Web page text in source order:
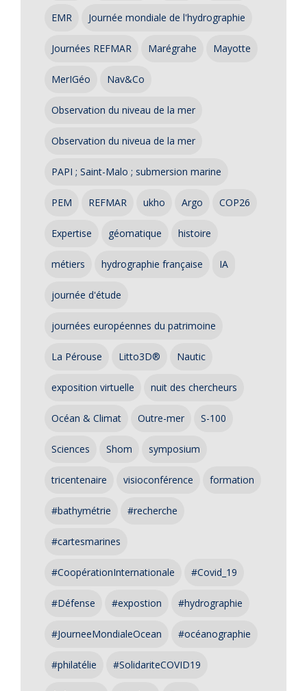
EMR Journée mondiale de l'hydrographie
Journées REFMAR Marégrahe Mayotte
MerIGéo Nav&Co
Observation du niveau de la mer
Observation du niveua de la mer
PAPI ; Saint-Malo ; submersion marine
PEM REFMAR ukho Argo COP26
Expertise géomatique histoire
métiers hydrographie française IA
journée d'étude
journées européennes du patrimoine
La Pérouse Litto3D® Nautic
exposition virtuelle nuit des chercheurs
Océan & Climat Outre-mer S-100
Sciences Shom symposium
tricentenaire visioconférence formation
#bathymétrie #recherche
#cartesmarines
#CoopérationInternationale #Covid_19
#Défense #expostion #hydrographie
#JourneeMondialeOcean #océanographie
#philatélie #SolidariteCOVID19